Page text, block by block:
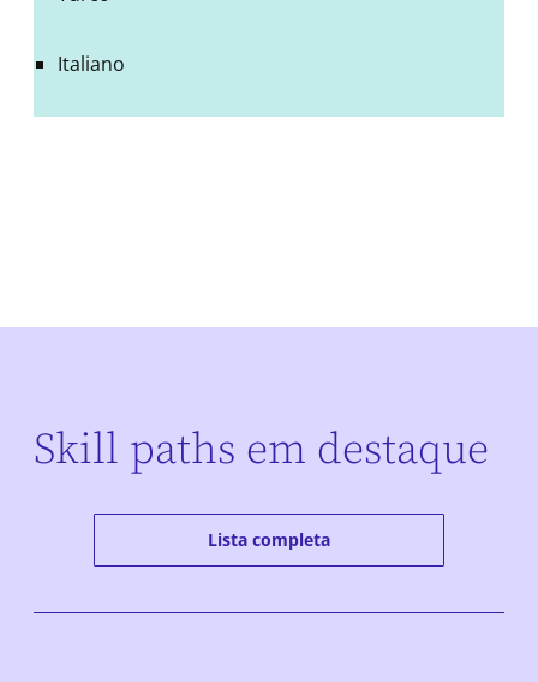
Italiano
Skill paths em destaque
Lista completa